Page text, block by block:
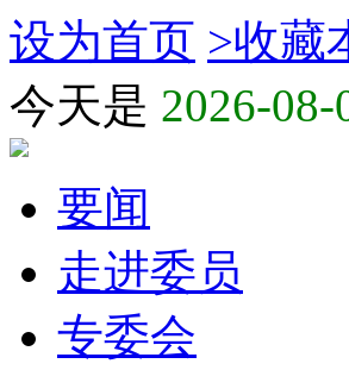
设为首页 >收藏
今天是 2026-
要闻
走进委员
专委会